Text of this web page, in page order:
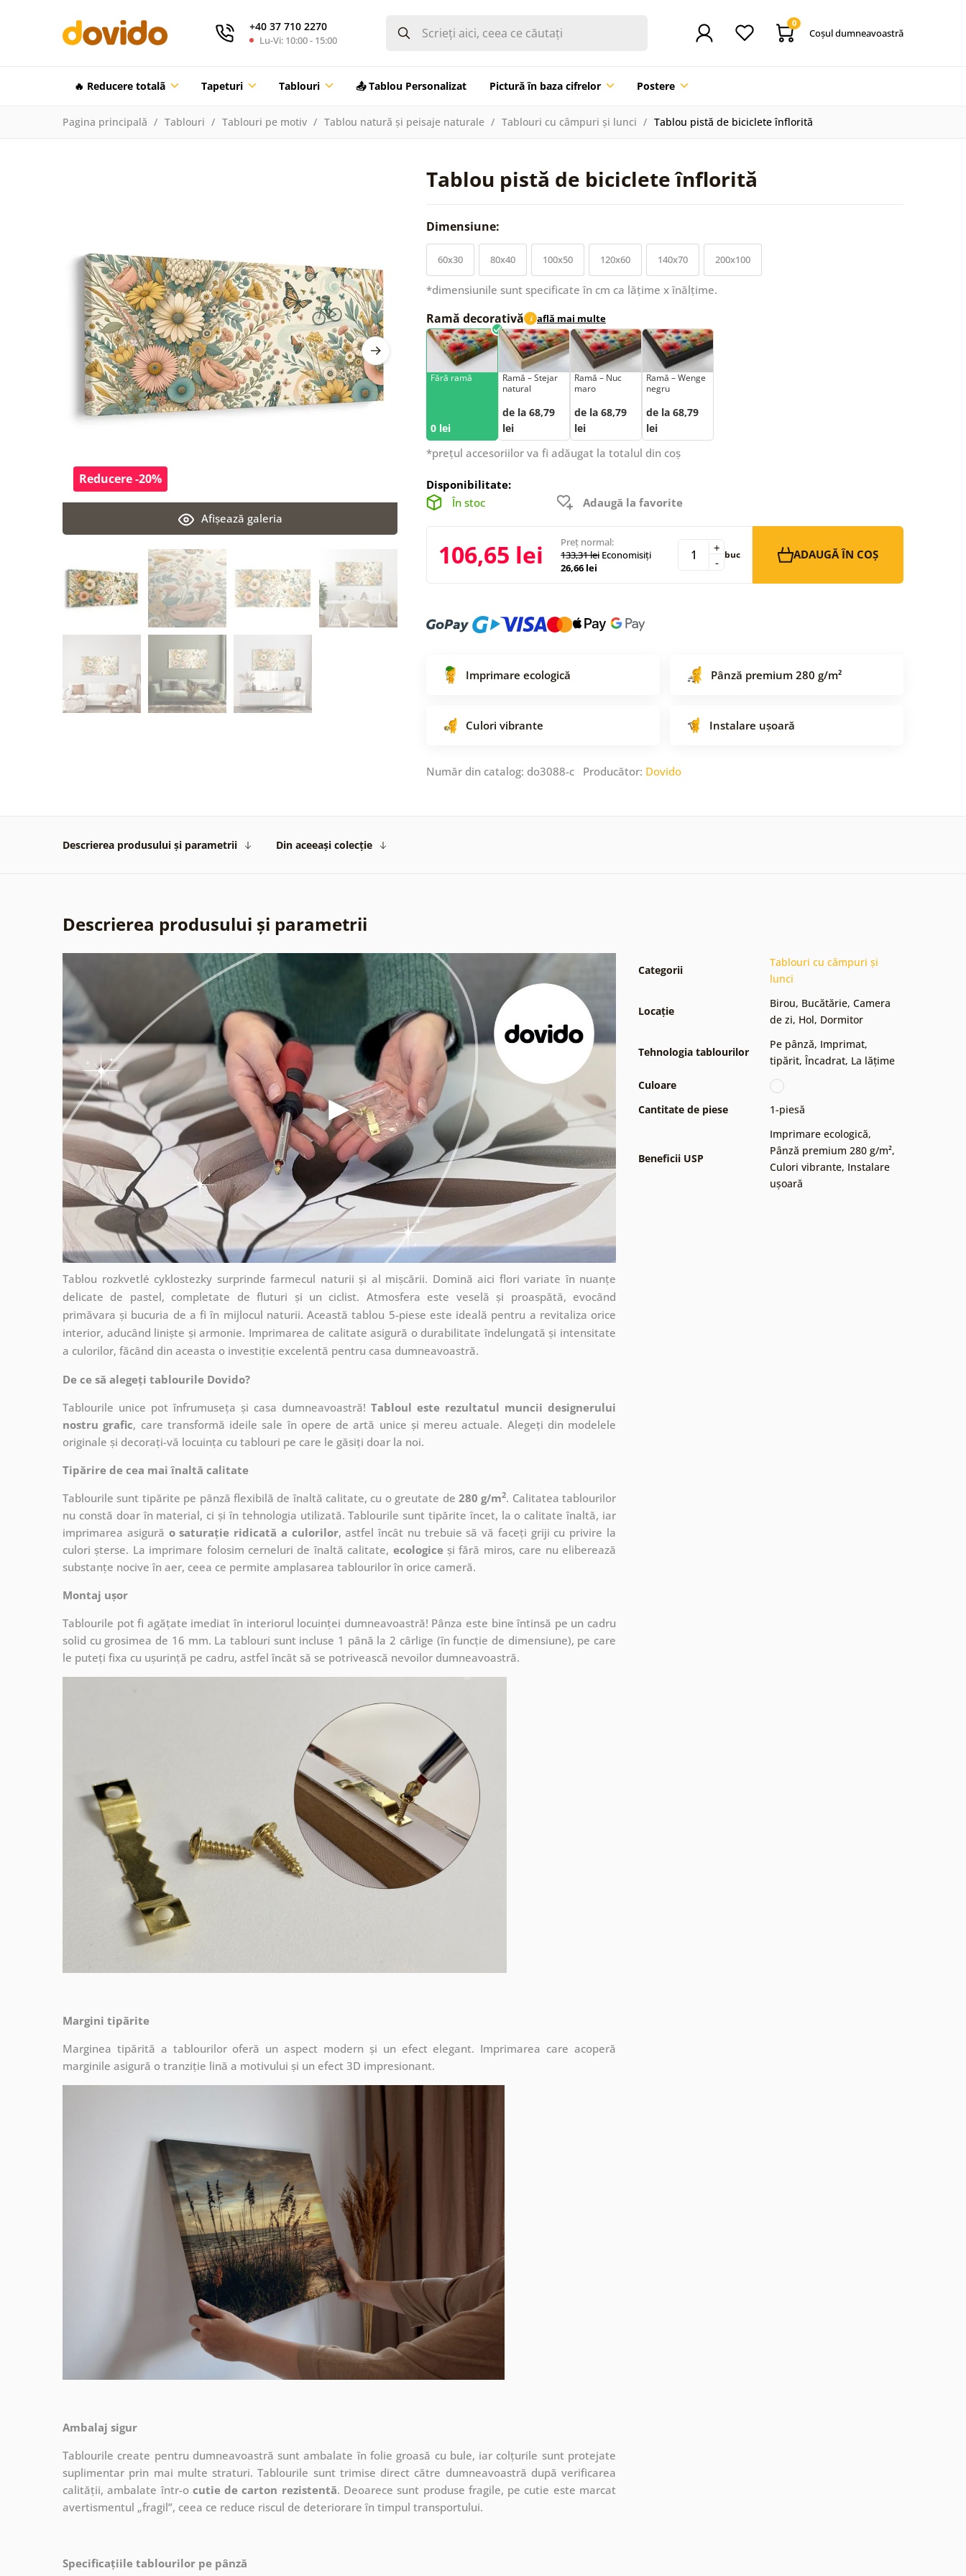
+40 37 710 2270
Lu-Vi: 10:00 - 15:00
0
Coşul dumneavoastră
🔥 Reducere totalã Tapeturi Tablouri 📤 Tablou Personalizat Pictură în baza cifrelor Postere
Pagina principală Tablouri Tablouri pe motiv Tablou natură și peisaje naturale Tablouri cu câmpuri și lunci Tablou pistă de biciclete înflorită
Tablou pistă de biciclete înflorită
Afişează galeria
Reducere -20%
Dimensiune:
60x30 80x40 100x50 120x60 140x70 200x100
*dimensiunile sunt specificate în cm ca lățime x înălțime.
Ramă decorativă i află mai multe
Fără ramă
0 lei
Ramă – Stejar
natural
de la 68,79
lei
Ramă – Nuc
maro
de la 68,79
lei
Ramă – Wenge
negru
de la 68,79
lei
*prețul accesoriilor va fi adăugat la totalul din coș
Disponibilitate:
În stoc
Adaugă la favorite
106,65 lei
Preț normal:
133,31 lei Economisiți
26,66 lei
-
+ buc ADAUGĂ ÎN COȘ
Imprimare ecologică Pânză premium 280 g/m²
Culori vibrante Instalare ușoară
Număr din catalog: do3088-c Producător: Dovido
Descrierea produsului și parametrii Din aceeași colecție
Descrierea produsului și parametrii
Tablou rozkvetlé cyklostezky surprinde farmecul naturii și al mișcării. Domină aici flori variate în nuanțe
delicate de pastel, completate de fluturi și un ciclist. Atmosfera este veselă și proaspătă, evocând
primăvara și bucuria de a fi în mijlocul naturii. Această tablou 5-piese este ideală pentru a revitaliza orice
interior, aducând liniște și armonie. Imprimarea de calitate asigură o durabilitate îndelungată și intensitate
a culorilor, făcând din aceasta o investiție excelentă pentru casa dumneavoastră.
De ce să alegeți tablourile Dovido?
Tablourile unice pot înfrumuseța și casa dumneavoastră! Tabloul este rezultatul muncii designerului
nostru grafic, care transformă ideile sale în opere de artă unice și mereu actuale. Alegeți din modelele
originale și decorați-vă locuința cu tablouri pe care le găsiți doar la noi.
Tipărire de cea mai înaltă calitate
Tablourile sunt tipărite pe pânză flexibilă de înaltă calitate, cu o greutate de 280 g/m2. Calitatea tablourilor
nu constă doar în material, ci și în tehnologia utilizată. Tablourile sunt tipărite încet, la o calitate înaltă, iar
imprimarea asigură o saturație ridicată a culorilor, astfel încât nu trebuie să vă faceți griji cu privire la
culori șterse. La imprimare folosim cerneluri de înaltă calitate, ecologiceși fără miros, care nu eliberează
substanțe nocive în aer, ceea ce permite amplasarea tablourilor în orice cameră.
Montaj ușor
Tablourile pot fi agățate imediat în interiorul locuinței dumneavoastră! Pânza este bine întinsă pe un cadru
solid cu grosimea de 16 mm. La tablouri sunt incluse 1 până la 2 cârlige (în funcție de dimensiune), pe care
le puteți fixa cu ușurință pe cadru, astfel încât să se potrivească nevoilor dumneavoastră.
Margini tipărite
Marginea tipărită a tablourilor oferă un aspect modern și un efect elegant. Imprimarea care acoperă
marginile asigură o tranziție lină a motivului și un efect 3D impresionant.
Ambalaj sigur
Tablourile create pentru dumneavoastră sunt ambalate în folie groasă cu bule, iar colțurile sunt protejate
suplimentar prin mai multe straturi.Tablourile sunt trimise direct către dumneavoastră după verificarea
calității, ambalate într-o cutie de carton rezistentă. Deoarece sunt produse fragile, pe cutie este marcat
avertismentul „fragil”, ceea ce reduce riscul de deteriorare în timpul transportului.
Specificațiile tablourilor pe pânză
Categorii
Tablouri cu câmpuri și
lunci
Locație
Birou, Bucătărie, Camera
de zi, Hol, Dormitor
Tehnologia tablourilor
Pe pânză, Imprimat,
tipărit,Încadrat, La lățime
Culoare
Cantitate de piese
1-piesă
Beneficii USP
Imprimare ecologică,
Pânză premium 280 g/m²,
Culori vibrante, Instalare
ușoară